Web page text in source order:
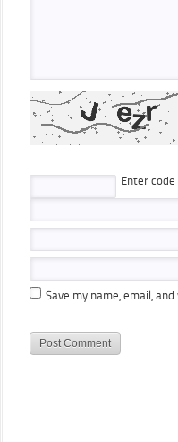
Enter code
Save my name, email,